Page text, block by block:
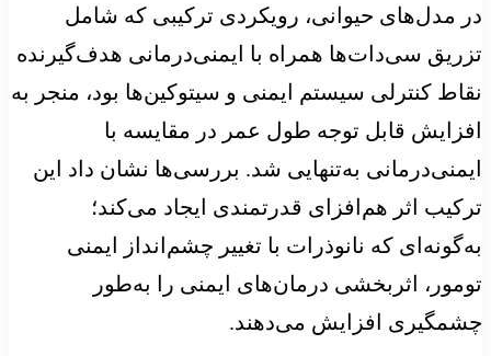
در مدل‌های حیوانی، رویکردی ترکیبی که شامل
تزریق سی‌دات‌ها همراه با ایمنی‌درمانی هدف‌گیرنده
نقاط کنترلی سیستم ایمنی و سیتوکین‌ها بود، منجر به
افزایش قابل توجه طول عمر در مقایسه با
ایمنی‌درمانی به‌تنهایی شد. بررسی‌ها نشان داد این
ترکیب اثر هم‌افزای قدرتمندی ایجاد می‌کند؛
به‌گونه‌ای که نانوذرات با تغییر چشم‌انداز ایمنی
تومور، اثربخشی درمان‌های ایمنی را به‌طور
چشمگیری افزایش می‌دهند.